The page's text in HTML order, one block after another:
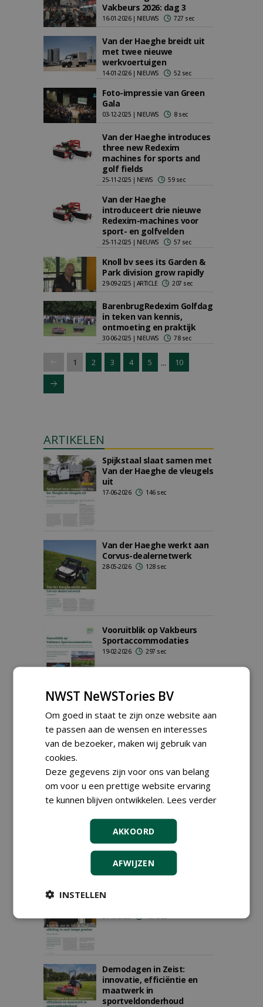
Vakbeurs 2026: dag 3
16-01-2026 | NIEUWS 727 sec
Van der Haeghe breidt uit
met twee nieuwe
werkvoertuigen
14-01-2026 | NIEUWS 52 sec
Foto-impressie van Green
Gala
03-12-2025 | NIEUWS 8 sec
Van der Haeghe introduces
three new Redexim
machines for sports and
golf fields
25-11-2025 | NEWS 59 sec
Van der Haeghe
introduceert drie nieuwe
Redexim-machines voor
sport- en golfvelden
25-11-2025 | NIEUWS 57 sec
Knoll bv sees its Garden &
Park division grow rapidly
29-09-2025 | ARTICLE 207 sec
BarenbrugRedexim Golfdag
in teken van kennis,
ontmoeting en praktijk
30-06-2025 | NIEUWS 78 sec
1 2 3 4 5 ... 10
ARTIKELEN
Spijkstaal slaat samen met
Van der Haeghe de vleugels
uit
17-06-2026 146 sec
Van der Haeghe werkt aan
Corvus-dealernetwerk
28-05-2026 128 sec
Vooruitblik op Vakbeurs
Sportaccommodaties
19-02-2026 297 sec
Modern fairwaybeheer:
minder maaien, meer
borstelen
29-11-2025 52 sec
Demodagen in Zeist:
maatwerk in
sportveldonderhoud
01-10-2025 177 sec
afdeling in snel tempo
26-09-2025 197 sec
Demodagen in Zeist:
innovatie, efficiëntie en
maatwerk in
sportveldonderhoud
NWST NeWSTories BV
Om goed in staat te zijn onze website aan
te passen aan de wensen en interesses
van de bezoeker, maken wij gebruik van
cookies.
Deze gegevens zijn voor ons van belang
om voor u een prettige website ervaring
te kunnen blijven ontwikkelen. Lees verder
AKKOORD
AFWIJZEN
INSTELLEN